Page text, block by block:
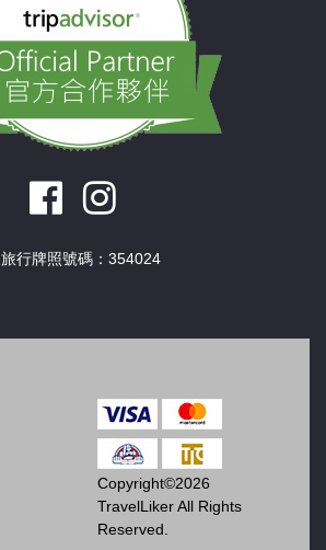
旅行牌照號碼：354024
Copyright©2026
TravelLiker All Rights
Reserved.